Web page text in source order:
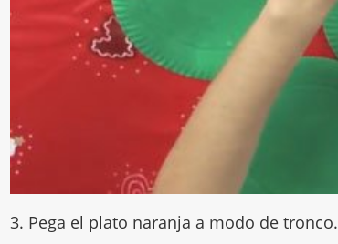
3. Pega el plato naranja a modo de tronco.